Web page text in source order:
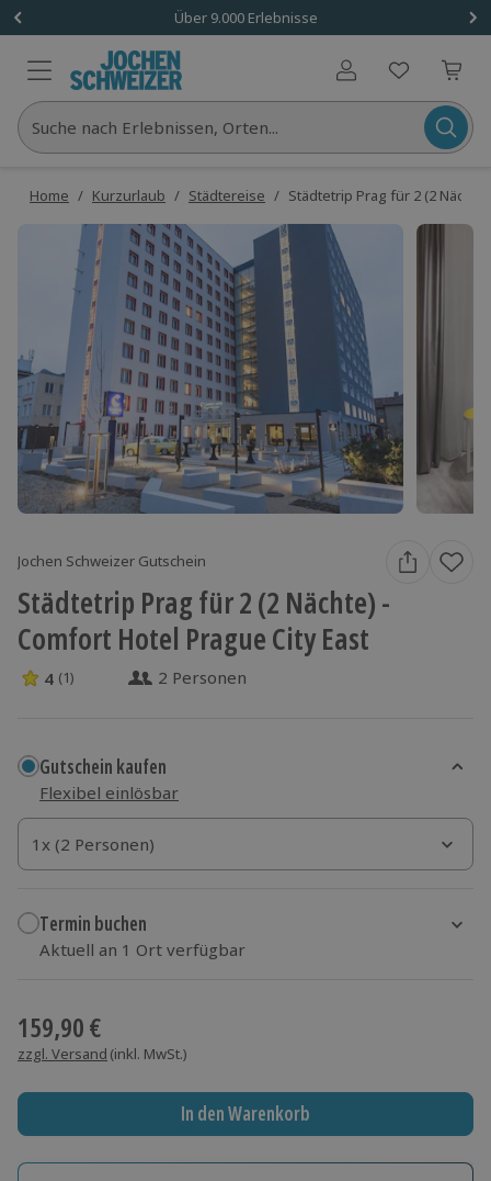
Über 9.000 Erlebnisse
Benutzerkonto
Suche nach Erlebnissen, Orten...
Home / Kurzurlaub / Städtereise / Städtetrip Prag für 2 (2
Jochen Schweizer Gutschein
Städtetrip Prag für 2 (2 Nächte) -
Comfort Hotel Prague City East
4 Sterne von 5 aus 1 Bewertungen
4 (1) 2 Personen
Gutschein kaufen
Flexibel einlösbar
1x (2 Personen)
1x (2 Personen)
1x (2 Personen)
Termin buchen
Aktuell an 1 Ort verfügbar
159,90 €
zzgl. Versand (inkl. MwSt.)
In den Warenkorb